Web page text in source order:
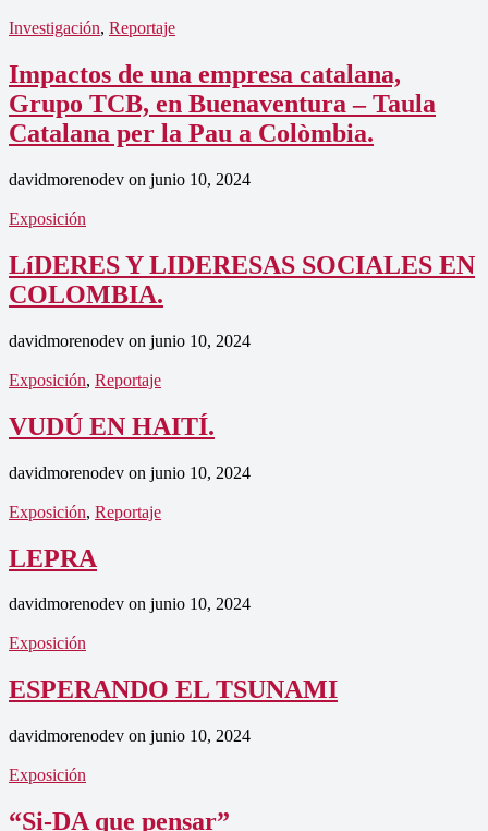
Investigación, Reportaje
Impactos de una empresa catalana,
Grupo TCB, en Buenaventura – Taula
Catalana per la Pau a Colòmbia.
davidmorenodev on junio 10, 2024
Exposición
LíDERES Y LIDERESAS SOCIALES EN
COLOMBIA.
davidmorenodev on junio 10, 2024
Exposición, Reportaje
VUDÚ EN HAITÍ.
davidmorenodev on junio 10, 2024
Exposición, Reportaje
LEPRA
davidmorenodev on junio 10, 2024
Exposición
ESPERANDO EL TSUNAMI
davidmorenodev on junio 10, 2024
Exposición
“Si-DA que pensar”